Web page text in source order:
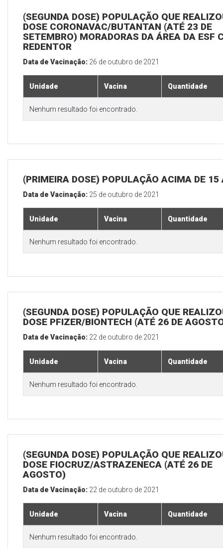
(SEGUNDA DOSE) POPULAÇÃO QUE
DOSE CORONAVAC/BUTANTAN (ATÉ 23 DE
SETEMBRO) MORADORAS DA ÁREA DA ESF
REDENTOR
Data de Vacinação: 26 de outubro de 2021
Unidade Vacina Quantidade
Nenhum resultado foi encontrado.
(PRIMEIRA DOSE) POPULAÇÃO ACIMA DE 15
Data de Vacinação: 25 de outubro de 2021
Unidade Vacina Quantidade
Nenhum resultado foi encontrado.
(SEGUNDA DOSE) POPULAÇÃO QUE
DOSE PFIZER/BIONTECH (ATÉ 26 DE
Data de Vacinação: 22 de outubro de 2021
Unidade Vacina Quantidade
Nenhum resultado foi encontrado.
(SEGUNDA DOSE) POPULAÇÃO QUE
DOSE FIOCRUZ/ASTRAZENECA (ATÉ 26 DE
AGOSTO)
Data de Vacinação: 22 de outubro de 2021
Unidade Vacina Quantidade
Nenhum resultado foi encontrado.